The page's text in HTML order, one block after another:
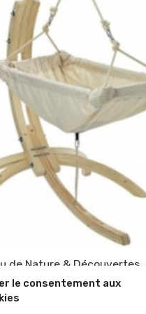
le consentement aux
de Nature & Découvertes
29 avril 2011